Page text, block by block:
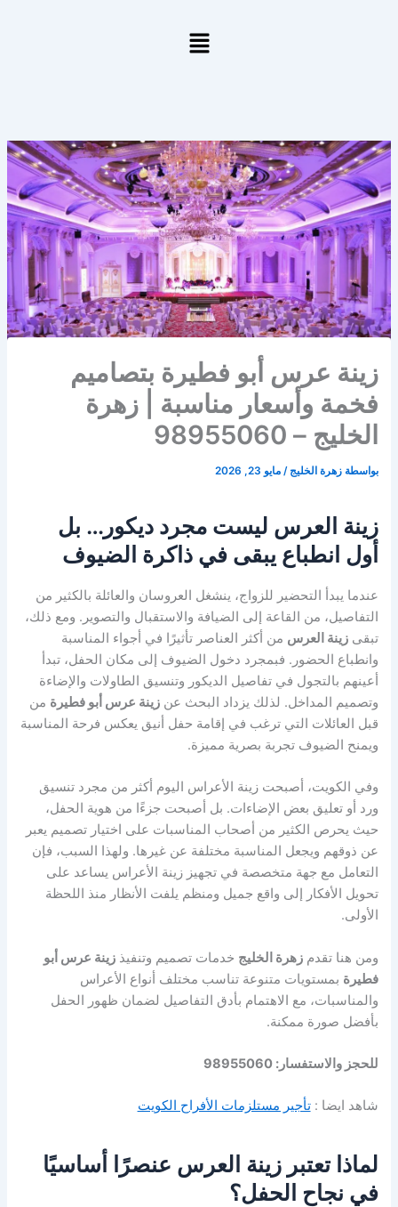
زينة عرس أبو فطيرة بتصاميم
فخمة وأسعار مناسبة | زهرة
الخليج – 98955060
بواسطة زهرة الخليج/مايو 23, 2026
زينة العرس ليست مجرد ديكور… بل
أول انطباع يبقى في ذاكرة الضيوف
عندما يبدأ التحضير للزواج، ينشغل العروسان والعائلة بالكثير من
التفاصيل، من القاعة إلى الضيافة والاستقبال والتصوير. ومع ذلك،
تبقىزينة العرس من أكثر العناصر تأثيرًا في أجواء المناسبة
وانطباع الحضور. فبمجرد دخول الضيوف إلى مكان الحفل، تبدأ
أعينهم بالتجول في تفاصيل الديكور وتنسيق الطاولات والإضاءة
وتصميم المداخل. لذلك يزداد البحث عنزينة عرس أبو فطيرة من
قبل العائلات التي ترغب في إقامة حفل أنيق يعكس فرحة المناسبة
ويمنح الضيوف تجربة بصرية مميزة.
وفي الكويت، أصبحت زينة الأعراس اليوم أكثر من مجرد تنسيق
ورد أو تعليق بعض الإضاءات. بل أصبحت جزءًا من هوية الحفل،
حيث يحرص الكثير من أصحاب المناسبات على اختيار تصميم يعبر
عن ذوقهم ويجعل المناسبة مختلفة عن غيرها. ولهذا السبب، فإن
التعامل مع جهة متخصصة في تجهيز زينة الأعراس يساعد على
تحويل الأفكار إلى واقع جميل ومنظم يلفت الأنظار منذ اللحظة
الأولى.
ومن هنا تقدمزهرة الخليج خدمات تصميم وتنفيذزينة عرس أبو
فطيرة بمستويات متنوعة تناسب مختلف أنواع الأعراس
والمناسبات، مع الاهتمام بأدق التفاصيل لضمان ظهور الحفل
بأفضل صورة ممكنة.
للحجز والاستفسار: 98955060
شاهد ايضا :تأجير مستلزمات الأفراح الكويت
لماذا تعتبر زينة العرس عنصرًا أساسيًا
في نجاح الحفل؟